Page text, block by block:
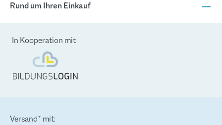
Rund um Ihren Einkauf
In Kooperation mit
Versand* mit: